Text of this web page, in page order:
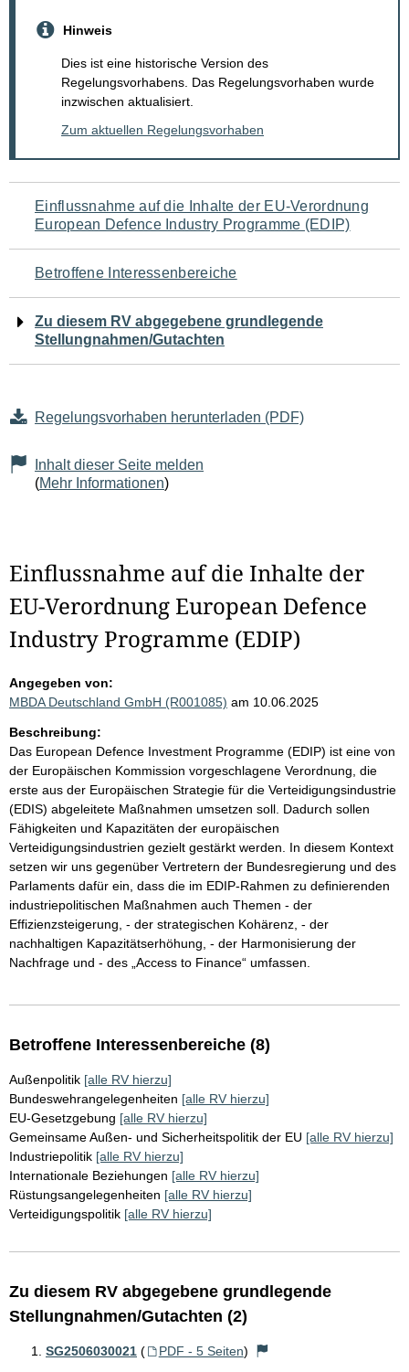
Hinweis
Dies ist eine historische Version des
Regelungsvorhabens. Das Regelungsvorhaben wurde
inzwischen aktualisiert.
Zum aktuellen Regelungsvorhaben
Navigation
für
den
Seiteninhalt
Einflussnahme auf die Inhalte der EU-Verordnung
European Defence Industry Programme (EDIP)
Betroffene Interessenbereiche
Zu diesem RV abgegebene grundlegende
Stellungnahmen/Gutachten
Regelungsvorhaben herunterladen (PDF)
Inhalt dieser Seite melden
(Mehr Informationen)
Einflussnahme auf die Inhalte der
EU-Verordnung European Defence
Industry Programme (EDIP)
Angegeben von:
MBDA Deutschland GmbH (R001085) am 10.06.2025
Beschreibung:
Das European Defence Investment Programme (EDIP) ist eine von
der Europäischen Kommission vorgeschlagene Verordnung, die
erste aus der Europäischen Strategie für die Verteidigungsindustrie
(EDIS) abgeleitete Maßnahmen umsetzen soll. Dadurch sollen
Fähigkeiten und Kapazitäten der europäischen
Verteidigungsindustrien gezielt gestärkt werden. In diesem Kontext
setzen wir uns gegenüber Vertretern der Bundesregierung und des
Parlaments dafür ein, dass die im EDIP-Rahmen zu definierenden
industriepolitischen Maßnahmen auch Themen - der
Effizienzsteigerung, - der strategischen Kohärenz, - der
nachhaltigen Kapazitätserhöhung, - der Harmonisierung der
Nachfrage und - des „Access to Finance“ umfassen.
Betroffene Interessenbereiche (8)
Außenpolitik [alle RV hierzu]
Bundeswehrangelegenheiten [alle RV hierzu]
EU-Gesetzgebung [alle RV hierzu]
Gemeinsame Außen- und Sicherheitspolitik der EU [alle RV hierzu]
Industriepolitik [alle RV hierzu]
Internationale Beziehungen [alle RV hierzu]
Rüstungsangelegenheiten [alle RV hierzu]
Verteidigungspolitik [alle RV hierzu]
Zu diesem RV abgegebene grundlegende
Stellungnahmen/Gutachten (2)
SG2506030021 ( PDF - 5 Seiten)